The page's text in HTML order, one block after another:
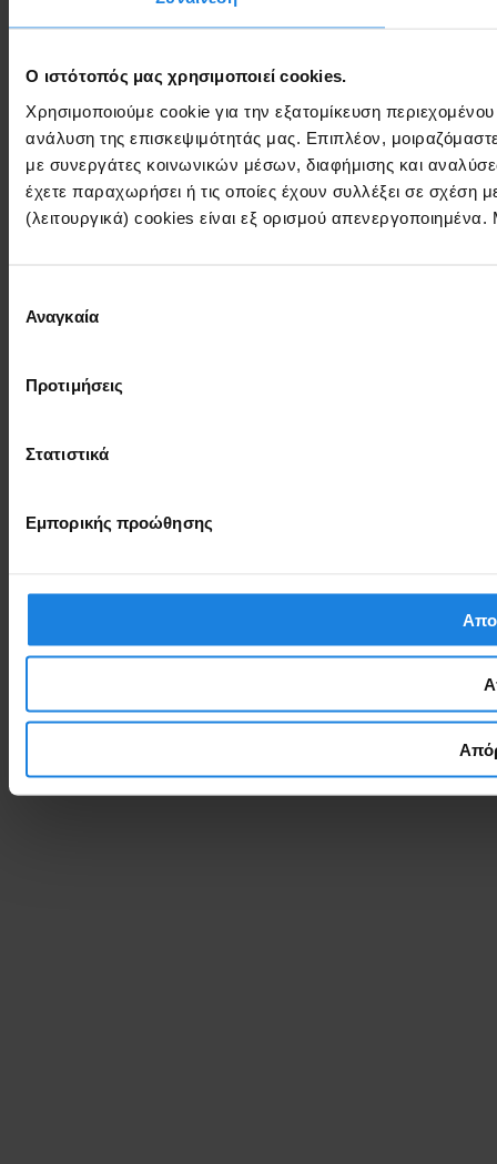
Ο ιστότοπός μας χρησιμοποιεί cookies.
Χρησιμοποιούμε cookie για την εξατομίκευση
ανάλυση της επισκεψιμότητάς μας. Επιπλέον,
με συνεργάτες κοινωνικών μέσων, διαφήμισης και
έχετε παραχωρήσει ή τις οποίες έχουν συλλέξει σε
(λειτουργικά) cookies είναι εξ ορισμού
συγκατάθεσης
Αναγκαία
Προτιμήσεις
Στατιστικά
Εμπορικής προώθησης